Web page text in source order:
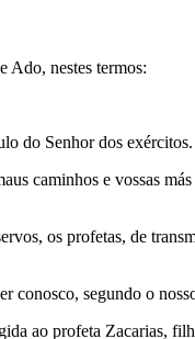
Ado, nestes termos:
do Senhor dos exércitos.
caminhos e vossas
os profetas, de
segundo o
ao profeta Zacarias,